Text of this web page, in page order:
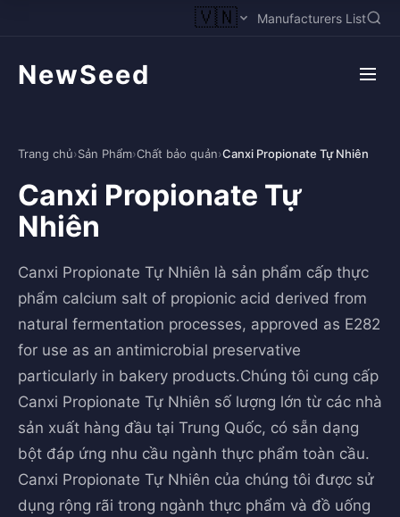
🇻🇳 Manufacturers List
NewSeed
Trang chủ›Sản Phẩm›Chất bảo quản›Canxi Propionate Tự Nhiên
Canxi Propionate Tự
Nhiên
Canxi Propionate Tự Nhiên là sản phẩm cấp thực
phẩm calcium salt of propionic acid derived from
natural fermentation processes, approved as E282
for use as an antimicrobial preservative
particularly in bakery products.Chúng tôi cung cấp
Canxi Propionate Tự Nhiên số lượng lớn từ các nhà
sản xuất hàng đầu tại Trung Quốc, có sẵn dạng
bột đáp ứng nhu cầu ngành thực phẩm toàn cầu.
Canxi Propionate Tự Nhiên của chúng tôi được sử
dụng rộng rãi trong ngành thực phẩm và đồ uống